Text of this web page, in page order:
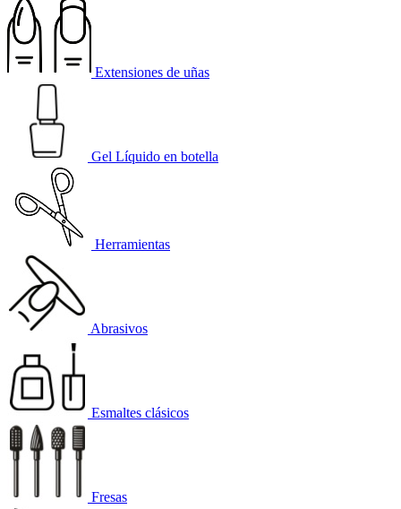
Extensiones de uñas
Gel Líquido en botella
Herramientas
Abrasivos
Esmaltes clásicos
Fresas